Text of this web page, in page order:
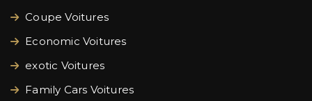
Coupe Voitures
Economic Voitures
exotic Voitures
Family Cars Voitures